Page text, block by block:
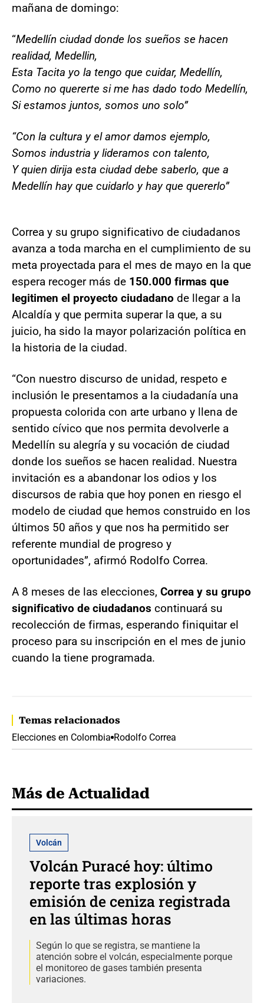
mañana de domingo:
“Medellín ciudad donde los sueños se hacen
realidad, Medellin,
Esta Tacita yo la tengo que cuidar, Medellín,
Como no quererte si me has dado todo Medellín,
Si estamos juntos, somos uno solo”
“Con la cultura y el amor damos ejemplo,
Somos industria y lideramos con talento,
Y quien dirija esta ciudad debe saberlo, que a
Medellín hay que cuidarlo y hay que quererlo”
Correa y su grupo significativo de ciudadanos
avanza a toda marcha en el cumplimiento de su
meta proyectada para el mes de mayo en la que
espera recoger más de 150.000 firmas que
legitimen el proyecto ciudadano de llegar a la
Alcaldía y que permita superar la que, a su
juicio, ha sido la mayor polarización política en
la historia de la ciudad.
“Con nuestro discurso de unidad, respeto e
inclusión le presentamos a la ciudadanía una
propuesta colorida con arte urbano y llena de
sentido cívico que nos permita devolverle a
Medellín su alegría y su vocación de ciudad
donde los sueños se hacen realidad. Nuestra
invitación es a abandonar los odios y los
discursos de rabia que hoy ponen en riesgo el
modelo de ciudad que hemos construido en los
últimos 50 años y que nos ha permitido ser
referente mundial de progreso y
oportunidades”, afirmó Rodolfo Correa.
A 8 meses de las elecciones, Correa y su grupo
significativo de ciudadanos continuará su
recolección de firmas, esperando finiquitar el
proceso para su inscripción en el mes de junio
cuando la tiene programada.
Temas relacionados
Elecciones en Colombia Rodolfo Correa
Más de Actualidad
Volcán
Volcán Puracé hoy: último
reporte tras explosión y
emisión de ceniza registrada
en las últimas horas
Según lo que se registra, se mantiene la
atención sobre el volcán, especialmente porque
el monitoreo de gases también presenta
variaciones.